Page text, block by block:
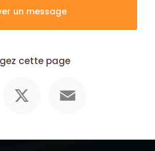
un message
cette page